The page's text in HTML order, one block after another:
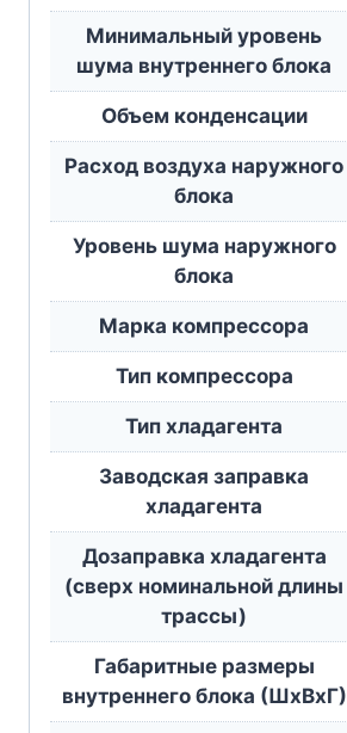
Минимальный уровень
шума внутреннего блока
Объем конденсации
Расход воздуха наружного
блока
Уровень шума наружного
блока
Марка компрессора
Тип компрессора
Тип хладагента
Заводская заправка
хладагента
Дозаправка хладагента
(сверх номинальной длины
трассы)
Габаритные размеры
внутреннего блока (ШxВxГ)